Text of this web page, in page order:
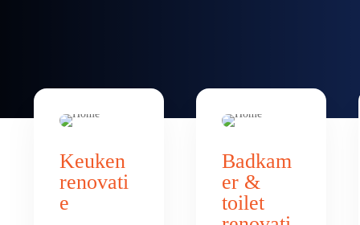
Keuken
renovati
e
Badkam
er &
toilet